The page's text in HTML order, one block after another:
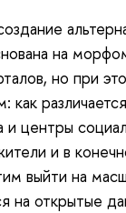
на
но при
центры
и в
выйти на
на открытые